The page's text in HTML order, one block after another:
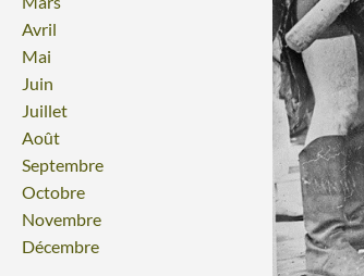
Avril
Mai
Juin
Juillet
Août
Septembre
Octobre
Novembre
Décembre